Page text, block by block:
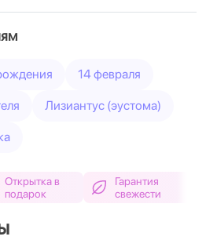
14 февраля
Лизиантус (эустома)
Открытка в
подарок
Гарантия
свежести